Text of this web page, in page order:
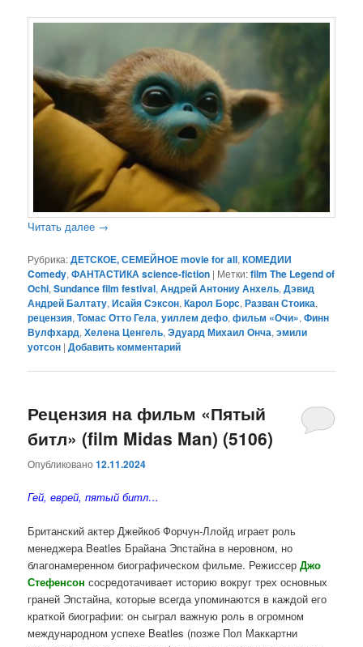
Читать далее →
Рубрика:ДЕТСКОЕ, СЕМЕЙНОЕ movie for all,КОМЕДИИ
Comedy,ФАНТАСТИКА science-fiction | Метки:film The Legend of
Ochi,Sundance film festival,Андрей Антониу Анхель,Дэвид
Андрей Балтату,Исайя Сэксон,Карол Борс,Разван Стоика,
рецензия,Томас Отто Гела,уиллем дефо,фильм «Очи»,Финн
Вулфхард,Хелена Ценгель,Эдуард Михаил Онча,эмили
уотсон |Добавить комментарий
Рецензия на фильм «Пятый
битл» (film Midas Man) (5106)
Опубликовано12.11.2024
Гей, еврей, пятый битл…
Британский актер Джейкоб Форчун-Ллойд играет роль
менеджера Beatles Брайана Эпстайна в неровном, но
благонамеренном биографическом фильме. РежиссерДжо
Стефенсон сосредотачивает историю вокруг трех основных
граней Эпстайна, которые всегда упоминаются в каждой его
краткой биографии: он сыграл важную роль в огромном
международном успехе Beatles (позже Пол Маккартни